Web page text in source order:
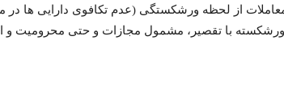
از لحظه ورشکستگی (عدم تکافوی دارایی ها در
با تقصیر، مشمول مجازات و حتی محرومیت و